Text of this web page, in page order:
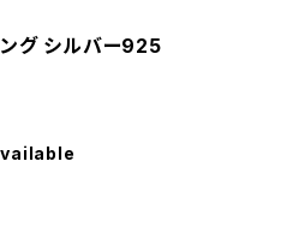
グ シルバー925